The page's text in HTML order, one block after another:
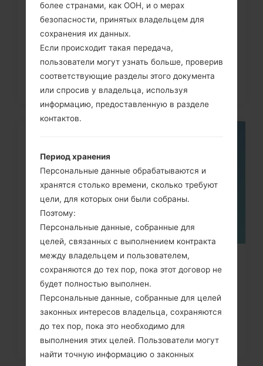
Как удалить все данные с
телефона через код на LG G3,...
Как удалить все данные с
телефона через меню на LG...
более странами, как ООН, и о мерах
безопасности, принятых владельцем для
сохранения их данных.
Если происходит такая передача,
пользователи могут узнать больше, проверив
соответствующие разделы этого документа
или спросив у владельца, используя
информацию, предоставленную в разделе
контактов.
Период хранения
Персональные данные обрабатываются и
хранятся столько времени, сколько требуют
цели, для которых они были собраны.
Поэтому:
Персональные данные, собранные для
целей, связанных с выполнением контракта
между владельцем и пользователем,
сохраняются до тех пор, пока этот договор не
будет полностью выполнен.
Персональные данные, собранные для целей
законных интересов владельца, сохраняются
до тех пор, пока это необходимо для
выполнения этих целей. Пользователи могут
найти точную информацию о законных